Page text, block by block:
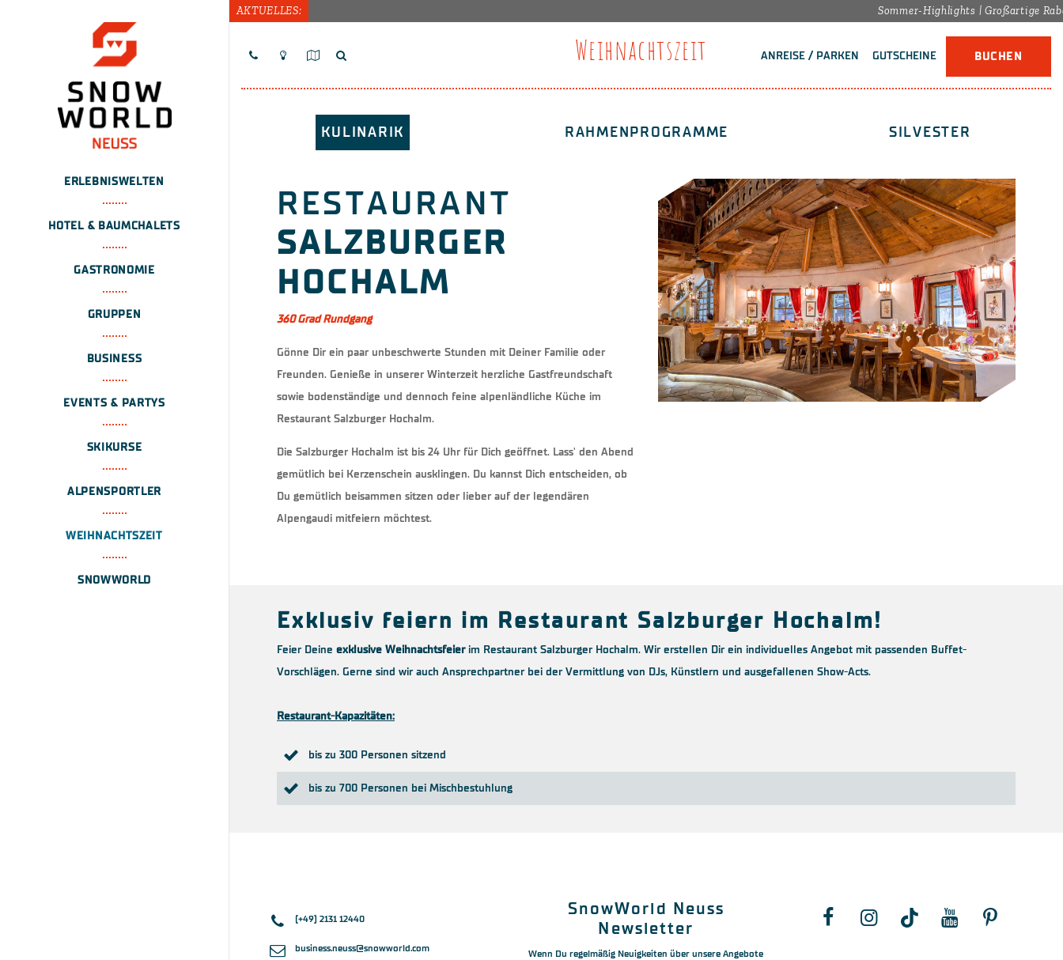
ERLEBNISWELTEN
HOTEL & BAUMCHALETS
GASTRONOMIE
GRUPPEN
BUSINESS
EVENTS & PARTYS
SKIKURSE
ALPENSPORTLER
WEIHNACHTSZEIT
SNOWWORLD
ANREISE / PARKEN GUTSCHEINE BUCHEN
Weihnachtszeit
KULINARIK RAHMENPROGRAMME SILVESTER
RESTAURANT
SALZBURGER
HOCHALM
360 Grad Rundgang
Gönne Dir ein paar unbeschwerte Stunden mit Deiner Familie oder
Freunden. Genieße in unserer Winterzeit herzliche Gastfreundschaft
sowie bodenständige und dennoch feine alpenländliche Küche im
Restaurant Salzburger Hochalm.
Die Salzburger Hochalm ist bis 24 Uhr für Dich geöffnet. Lass' den Abend
gemütlich bei Kerzenschein ausklingen. Du kannst Dich entscheiden, ob
Du gemütlich beisammen sitzen oder lieber auf der legendären
Alpengaudi mitfeiern möchtest.
Exklusiv feiern im Restaurant Salzburger Hochalm!
Feier Deine exklusive Weihnachtsfeierim Restaurant Salzburger Hochalm. Wir erstellen Dir ein individuelles Angebot mit passenden Buffet-
Vorschlägen. Gerne sind wir auch Ansprechpartner bei der Vermittlung von DJs, Künstlern und ausgefallenen Show-Acts.
Restaurant-Kapazitäten:
bis zu 300 Personen sitzend
bis zu 700 Personen bei Mischbestuhlung
(+49) 2131 12440
business.neuss@snowworld.com
SnowWorld Neuss
Newsletter
Wenn Du regelmäßig Neuigkeiten über unsere Angebote
AKTUELLES: Sommer-Highlights | Großartige